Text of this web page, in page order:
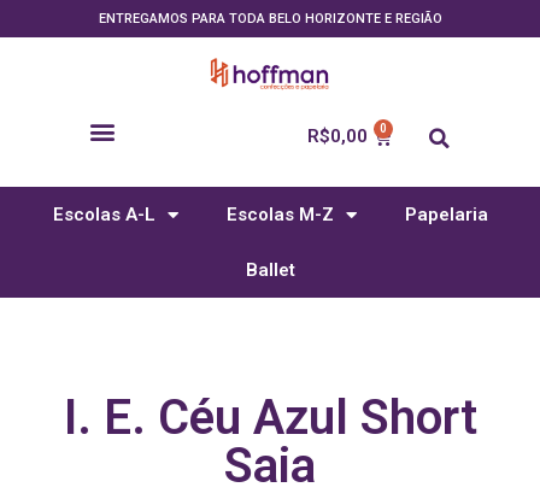
ENTREGAMOS PARA TODA BELO HORIZONTE E REGIÃO
R$0,00
Escolas A-L Escolas M-Z Papelaria
Ballet
I. E. Céu Azul Short
Saia